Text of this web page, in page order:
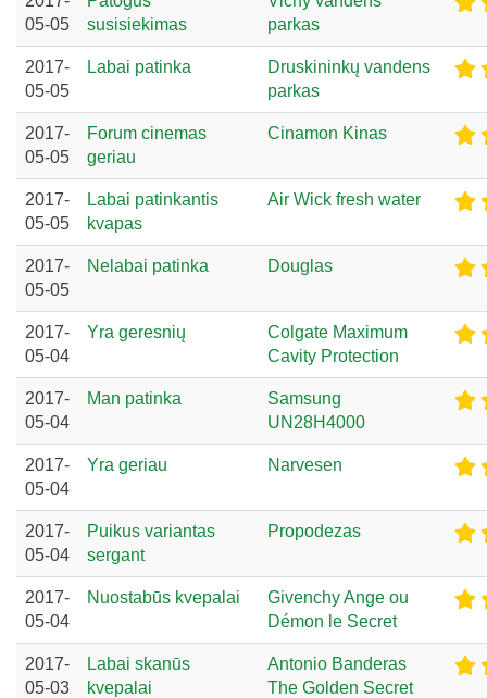
05-05
susisiekimas
parkas
2017-
05-05
Labai patinka
Druskininkų vandens
parkas
2017-
05-05
Forum cinemas
geriau
Cinamon Kinas
2017-
05-05
Labai patinkantis
kvapas
Air Wick fresh water
2017-
05-05
Nelabai patinka Douglas
2017-
05-04
Yra geresnių
Colgate Maximum
Cavity Protection
2017-
05-04
Man patinka
Samsung
UN28H4000
2017-
05-04
Yra geriau Narvesen
2017-
05-04
Puikus variantas
sergant
Propodezas
2017-
05-04
Nuostabūs kvepalai
Givenchy Ange ou
Démon le Secret
2017-
05-03
Labai skanūs
kvepalai
Antonio Banderas
The Golden Secret